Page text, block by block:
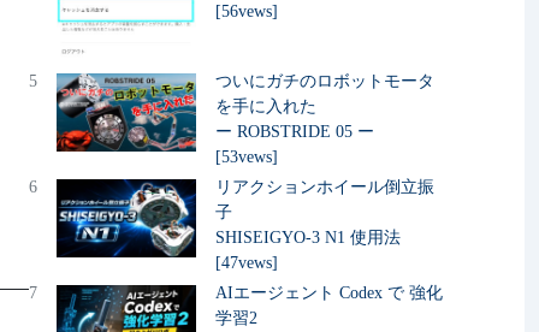
[56vews]
5
ついにガチのロボットモータ
を手に入れた
ー ROBSTRIDE 05 ー
[53vews]
6
リアクションホイール倒立振
子
SHISEIGYO-3 N1 使用法
[47vews]
7
AIエージェント Codex で 強化
学習2